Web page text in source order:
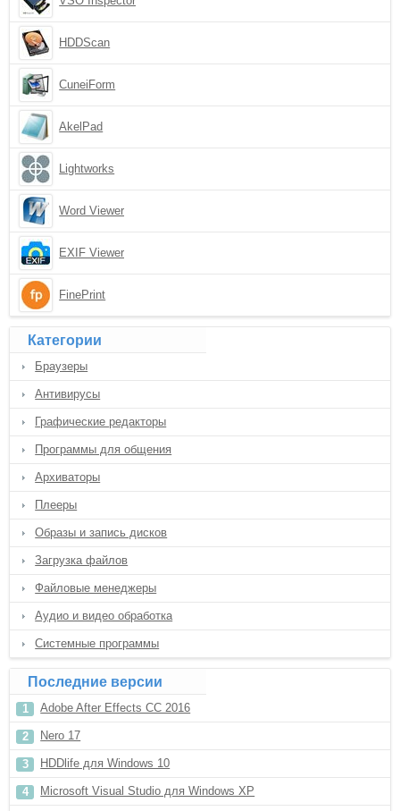
HDDScan
CuneiForm
AkelPad
Lightworks
Word Viewer
EXIF Viewer
FinePrint
Категории
Браузеры
Антивирусы
Графические редакторы
Программы для общения
Архиваторы
Плееры
Образы и запись дисков
Загрузка файлов
Файловые менеджеры
Аудио и видео обработка
Системные программы
Последние версии
Adobe After Effects CC 2016
Nero 17
HDDlife для Windows 10
Microsoft Visual Studio для Windows XP